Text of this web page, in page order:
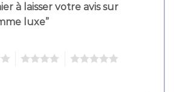
à laisser votre avis sur
luxe”